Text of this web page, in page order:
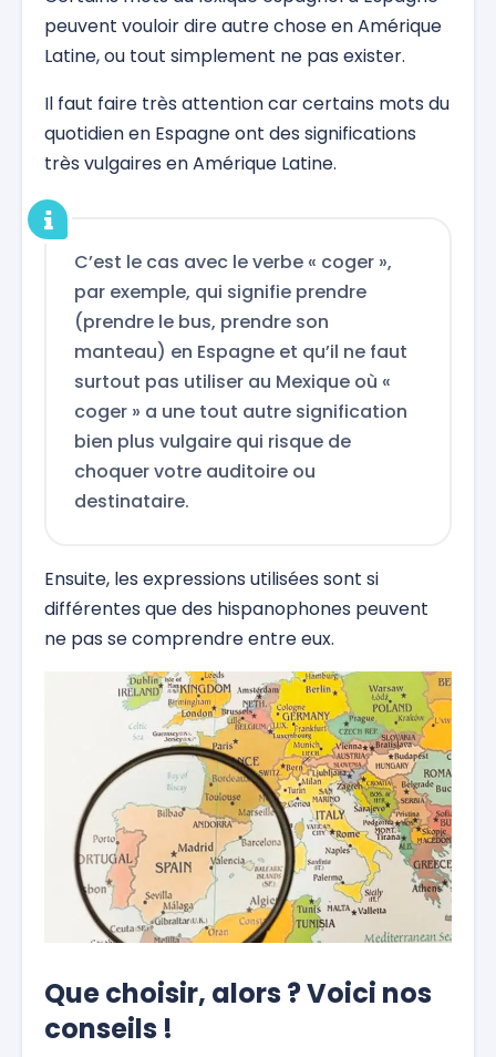
peuvent vouloir dire autre chose en Amérique
Latine, ou tout simplement ne pas exister.
Il faut faire très attention car certains mots du
quotidien en Espagne ont des significations
très vulgaires en Amérique Latine.
C’est le cas avec le verbe « coger »,
par exemple, qui signifie prendre
(prendre le bus, prendre son
manteau) en Espagne et qu’il ne faut
surtout pas utiliser au Mexique où «
coger » a une tout autre signification
bien plus vulgaire qui risque de
choquer votre auditoire ou
destinataire.
Ensuite, les expressions utilisées sont si
différentes que des hispanophones peuvent
ne pas se comprendre entre eux.
Que choisir, alors ? Voici nos
conseils !